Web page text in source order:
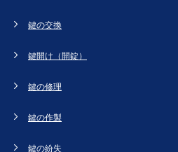
鍵の交換
鍵開け（開錠）
鍵の修理
鍵の作製
鍵の紛失